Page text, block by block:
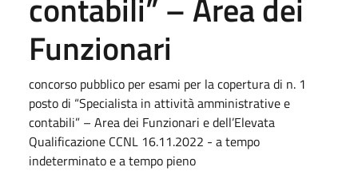
Funzionari
concorso pubblico per esami per la copertura di n. 1
posto di “Specialista in attività amministrative e
contabili” – Area dei Funzionari e dell’Elevata
Qualificazione CCNL 16.11.2022 - a tempo
indeterminato e a tempo pieno